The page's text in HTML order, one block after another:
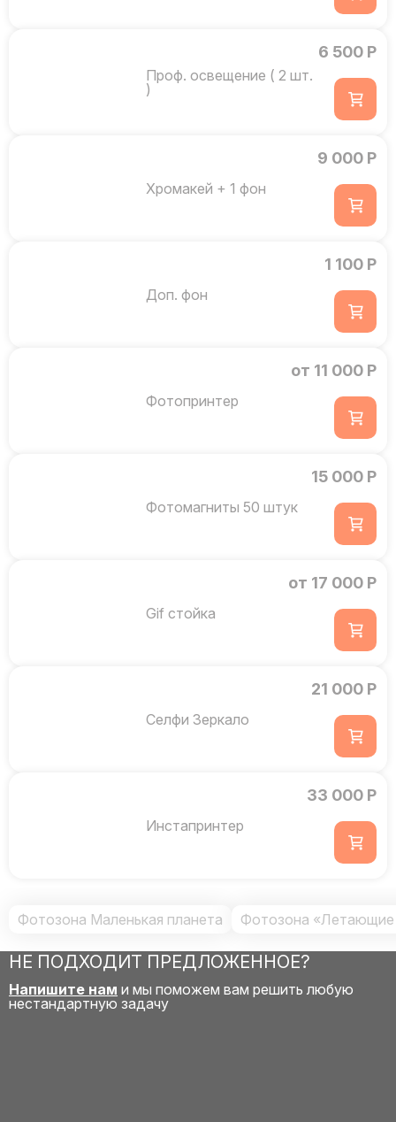
Проф. освещение ( 2 шт.
)
6 500 Р
Хромакей + 1 фон
9 000 Р
Доп. фон
1 100 Р
Фотопринтер
от 11 000 Р
Фотомагниты 50 штук
15 000 Р
Gif стойка
от 17 000 Р
Селфи Зеркало
21 000 Р
Инстапринтер
33 000 Р
Фотозона Маленькая планета Фотозона «Летающие
НЕ ПОДХОДИТ ПРЕДЛОЖЕННОЕ?
Напишите нам и мы поможем вам решить любую
нестандартную задачу